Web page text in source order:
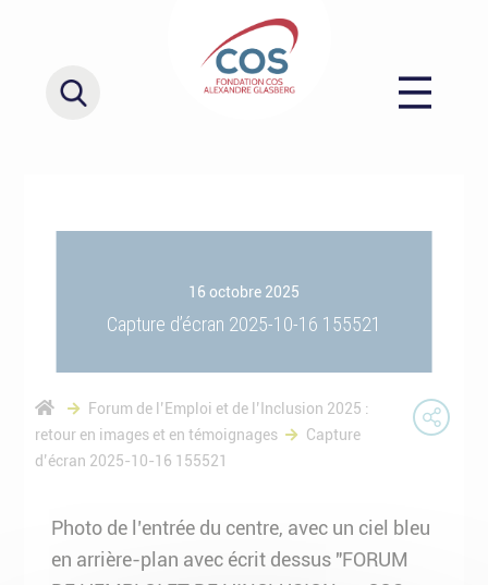
16 octobre 2025
Capture d’écran 2025-10-16 155521
Forum de l’Emploi et de l’Inclusion 2025 :
retour en images et en témoignages
Capture
d’écran 2025-10-16 155521
Photo de l’entrée du centre, avec un ciel bleu
en arrière-plan avec écrit dessus "FORUM